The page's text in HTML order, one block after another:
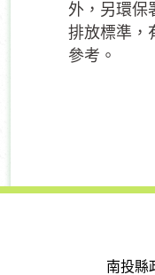
外，另環保
排放標準，
參考。
南投縣